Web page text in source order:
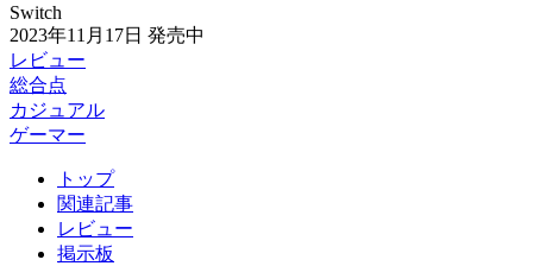
Switch
2023年11月17日 発売中
レビュー
総合点
カジュアル
ゲーマー
トップ
関連記事
レビュー
掲示板